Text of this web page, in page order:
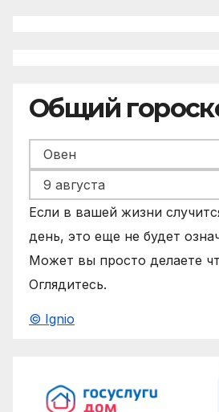
Общий
Если в вашей жизни
день, это еще не будет
Может вы просто делаете
Оглядитесь.
© Ignio